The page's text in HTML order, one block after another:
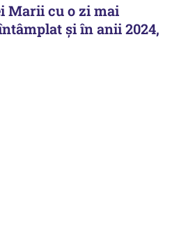
Marii cu o zi mai
și în anii 2024,